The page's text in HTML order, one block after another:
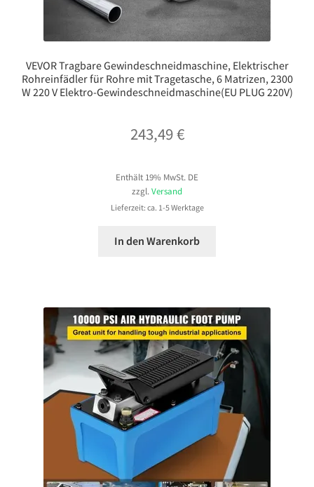
VEVOR Tragbare Gewindeschneidmaschine, Elektrischer
Rohreinfädler für Rohre mit Tragetasche, 6 Matrizen, 2300
W 220 V Elektro-Gewindeschneidmaschine(EU PLUG 220V)
243,49€
Enthält 19% MwSt. DE
zzgl. Versand
Lieferzeit: ca. 1-5 Werktage
In den Warenkorb